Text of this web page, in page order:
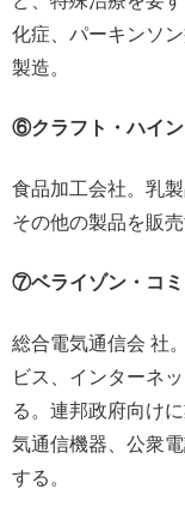
化症、パーキンソ
製造。
⑥クラフト・ハイ
食品加工会社。乳
その他の製品を販
⑦ベライゾン・コ
総合電気通信会 社
ビス、インターネ
る。連邦政府向け
気通信機器、公衆
する。